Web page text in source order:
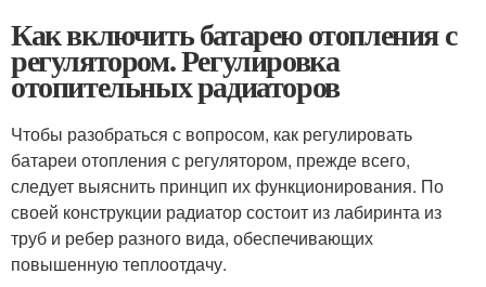
Как включить батарею отопления с
регулятором. Регулировка
отопительных радиаторов
Чтобы разобраться с вопросом, как регулировать
батареи отопления с регулятором, прежде всего,
следует выяснить принцип их функционирования. По
своей конструкции радиатор состоит из лабиринта из
труб и ребер разного вида, обеспечивающих
повышенную теплоотдачу.